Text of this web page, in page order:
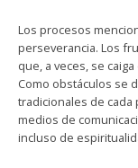
Los procesos
perseverancia. Los
que, a veces, se
Como obstáculos se
tradicionales de
medios de
incluso de